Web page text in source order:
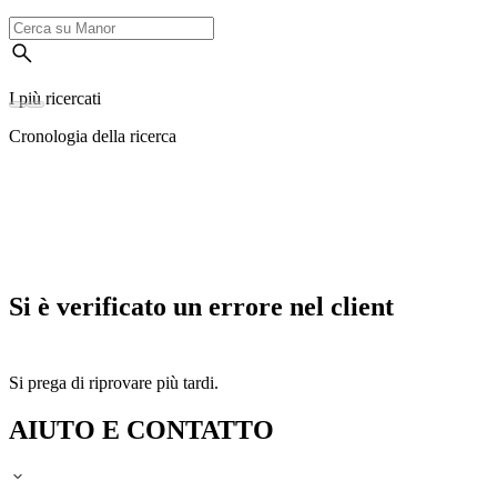
I più ricercati
Cronologia della ricerca
Si è verificato un errore nel client
Si prega di riprovare più tardi.
AIUTO E CONTATTO